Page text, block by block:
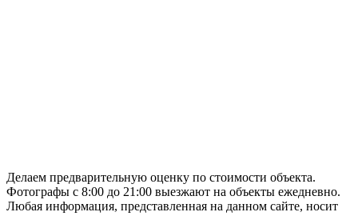
Делаем предварительную оценку по стоимости объекта.
Фотографы с 8:00 до 21:00 выезжают на объекты ежедневно.
Любая информация, представленная на данном сайте, носит